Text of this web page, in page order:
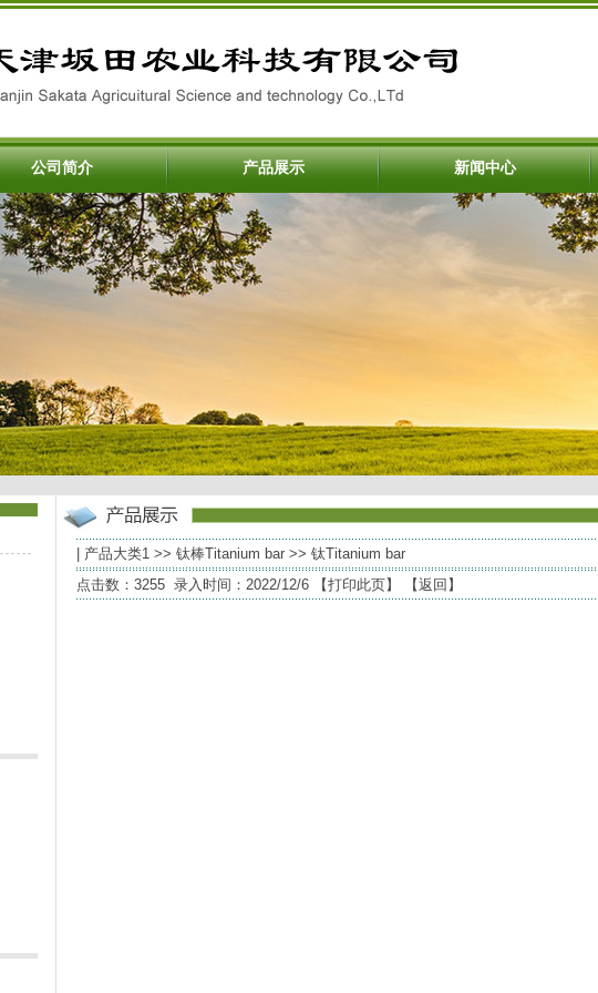
公司简介 产品展示 新闻中心
产品大类1>> 钛棒Titanium bar>> 钛Titanium bar
点击数：3255 录入时间：2022/12/6 【打印此页】 【返回 】